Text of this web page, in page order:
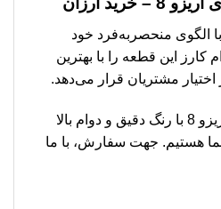
جلو پنجره چری آریزو 8 با الگوی منحصربه‌فرد خود
این قطعه را با بهترین
مشتریان قرار می‌دهد.
اگر به دنبال جلو پنجره آریزو 8 با رنگ دقیق و دوام بالا
هستیم. جهت سفارش، با ما